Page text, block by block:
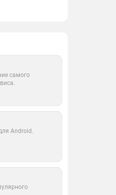
самого
Android.